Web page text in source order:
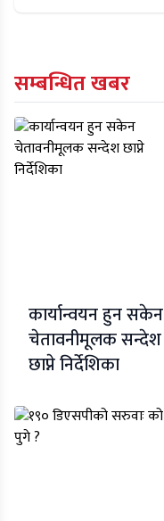
सम्बन्धित खबर
कार्यान्वयन हुन सकेन
चेतावनीमूलक सन्देश
छाप्ने निर्देशिका